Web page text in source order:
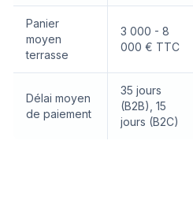
Panier
moyen
terrasse
3 000 - 8
000 € TTC
Délai moyen
de paiement
35 jours
(B2B), 15
jours (B2C)